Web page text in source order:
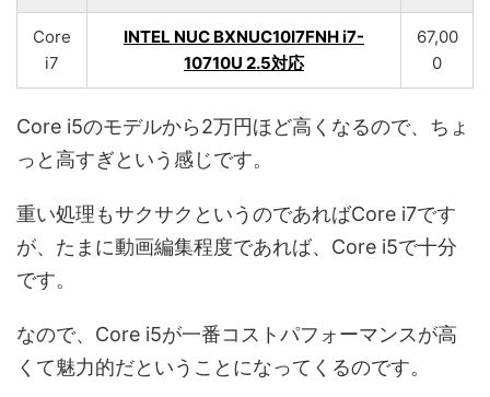
Core
i7
INTEL NUC BXNUC10I7FNH i7-
10710U 2.5対応
67,00
0
Core i5のモデルから2万円ほど高くなるので、ちょ
っと高すぎという感じです。
重い処理もサクサクというのであればCore i7です
が、たまに動画編集程度であれば、Core i5で十分
です。
なので、Core i5が一番コストパフォーマンスが高
くて魅力的だということになってくるのです。